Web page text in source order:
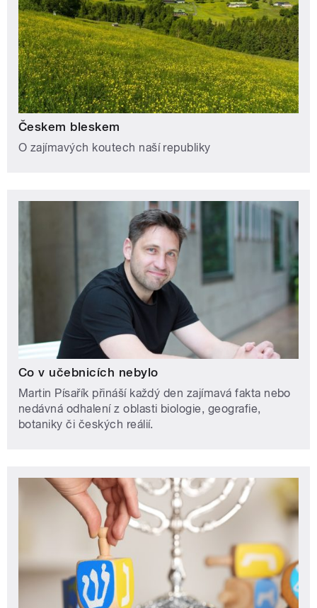
Českem bleskem
O zajímavých koutech naší republiky
Co v učebnicích nebylo
Martin Písařík přináší každý den zajímavá fakta nebo
nedávná odhalení z oblasti biologie, geografie,
botaniky či českých reálií.